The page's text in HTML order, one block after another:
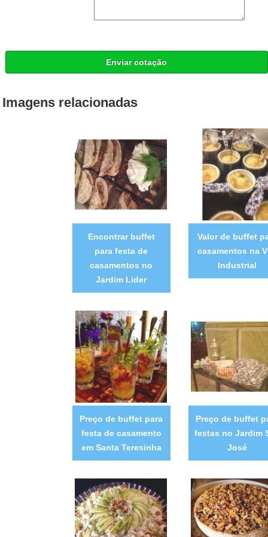
Enviar cotação
Imagens relacionadas
Encontrar buffet
para festa de
casamentos no
Jardim Lider
Valor de buffet
casamentos na
Industrial
Preço de buffet para
festa de casamento
em Santa Teresinha
Preço de buffet
festas no Jardim
José